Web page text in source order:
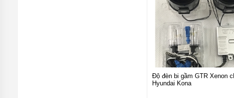
Độ đèn bi gầm GTR Xenon
Hyundai Kona